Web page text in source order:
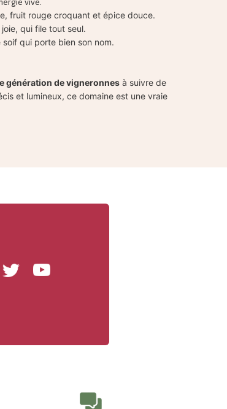
fruit rouge croquant et épice douce.
qui file tout seul.
qui porte bien son nom.
génération de vigneronnes à suivre de
et lumineux, ce domaine est une vraie
Twitter Youtube